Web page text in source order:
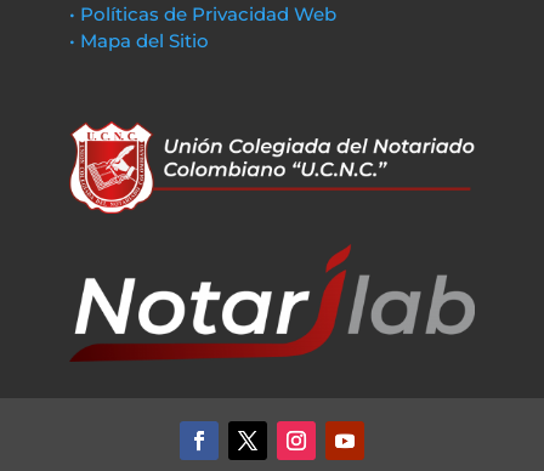
• Políticas de Privacidad Web
• Mapa del Sitio